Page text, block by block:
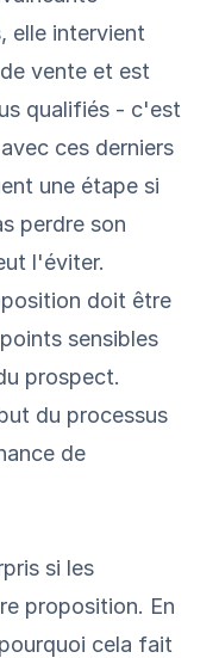
elle intervient
vente et est
qualifiés - c'est
ces derniers
une étape si
perdre son
l'éviter.
doit être
sensibles
prospect.
du processus
de
si les
proposition. En
cela fait